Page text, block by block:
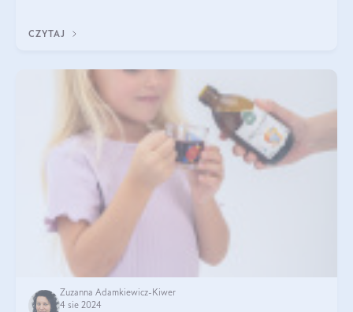
CZYTAJ
Zuzanna Adamkiewicz-Kiwer
4 sie 2024